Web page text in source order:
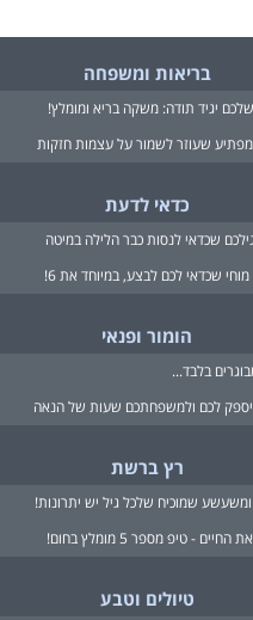
בריאות ומשפחה
יגיד תודה: משקה בריא ומומלץ!
המפתיע שעוזר לשמור על עצמות חזקות
כדאי לדעת
הומור ופנאי
בלבד...
לכם ולמשפחתכם שעות של הנאה
רץ ברשת
טיולים וטבע